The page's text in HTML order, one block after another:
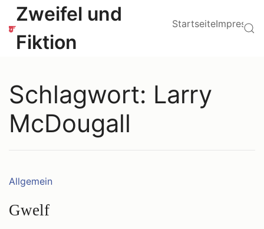
Zum
Inhalt
springen
Zweifel und
Fiktion
StartseiteImpressum
Schlagwort: Larry
McDougall
Kategorien:
Allgemein
Gwelf